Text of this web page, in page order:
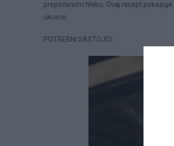
prepečenom hlebu. Ovaj recept
ukusno.
POTREBNI SASTOJCI: